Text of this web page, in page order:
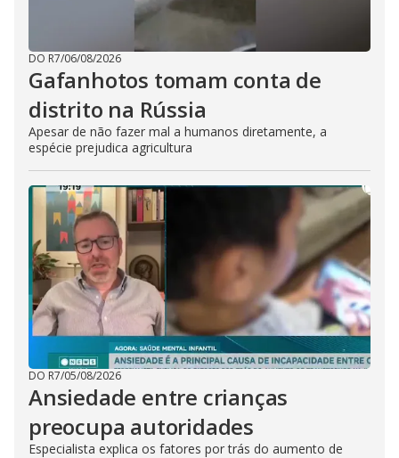
DO R7/06/08/2026
Gafanhotos tomam conta de
distrito na Rússia
Apesar de não fazer mal a humanos diretamente, a
espécie prejudica agricultura
DO R7/05/08/2026
Ansiedade entre crianças
preocupa autoridades
Especialista explica os fatores por trás do aumento de